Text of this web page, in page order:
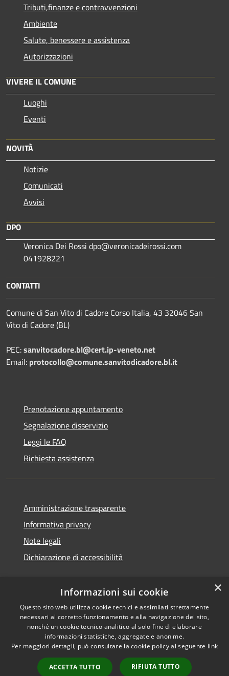
Tributi,finanze e contravvenzioni
Ambiente
Salute, benessere e assistenza
Autorizzazioni
VIVERE IL COMUNE
Luoghi
Eventi
NOVITÀ
Notizie
Comunicati
Avvisi
DPO
Veronica Dei Rossi dpo@veronicadeirossi.com
041928221
CONTATTI
Comune di San Vito di Cadore Corso Italia, 43 32046 San
Vito di Cadore (BL)
PEC:sanvitocadore.bl@cert.ip-veneto.net
Email: protocollo@comune.sanvitodicadore.bl.it
Prenotazione appuntamento
Segnalazione disservizio
Leggi le FAQ
Richiesta assistenza
Amministrazione trasparente
Informativa privacy
Note legali
Dichiarazione di accessibilità
RSS
Accessibilità
Copyright © 2026 • Comune di
byMunicipium
Accesso
×
Informazioni sui cookie
Questo sito web utilizza cookie tecnici e assimilati strettamente
necessari al corretto funzionamento e alla navigazione del sito,
nonché un cookie tecnico analitico al solo fine di elaborare
informazioni statistiche, aggregate e anonime.
Per maggiori dettagli, può consultare la cookie policy al seguente link
ACCETTA TUTTO RIFIUTA TUTTO